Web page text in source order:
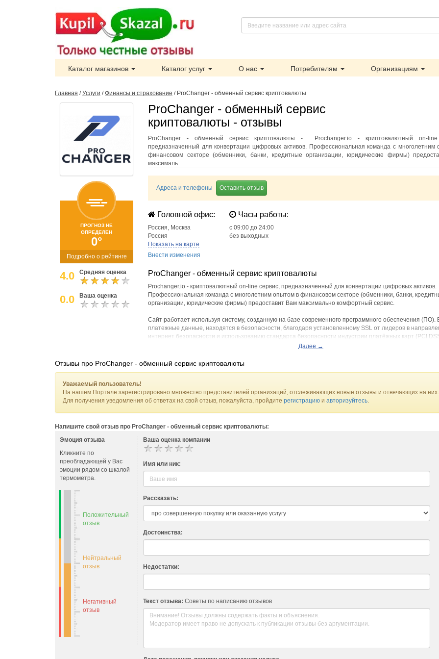
Каталог магазинов Каталог услуг О нас Потребителям Организациям
Главная /Услуги /Финансы и страхование / ProChanger - обменный сервис криптовалюты
ПРОГНОЗ НЕ
ОПРЕДЕЛЕН
0°
Подробно о рейтинге
4.0 Средняя оценка
0.0 Ваша оценка
ProChanger - обменный сервис
криптовалюты - отзывы
ProChanger - обменный сервис криптовалюты - Prochanger.io - криптовалютный on-line
предназначенный для конвертации цифровых активов. Профессиональная команда с многолетним
финансовом секторе (обменники, банки, кредитные организации, юридические фирмы)
максималь
Адреса и телефоны Оставить отзыв
Головной офис:
Россия, Москва
Россия
Показать на карте
Внести изменения
Часы работы:
c 09:00 до 24:00
без выходных
ProChanger - обменный сервис криптовалюты
Prochanger.io - криптовалютный on-line сервис, предназначенный для конвертации цифровых активов.
Профессиональная команда с многолетним опытом в финансовом секторе (обменники, банки,
организации, юридические фирмы) предоставит Вам максимально комфортный сервис.
Сайт работает используя систему, созданную на базе современного программного обеспечения (ПО).
платежные данные, находятся в безопасности, благодаря установленному SSL от лидеров в
интернет безопасности и использованию стандарта безопасности индустрии платёжных карт (PCI
Обменник защищен от DDoS-атак, безопасный доступ обеспечивают разработки компании Cloudflare.
Актуальные направления обмена:
*Наличные через ATM Т-Банк QR, Наличные через ATM Сбербанк QR, Наличные RUB
Работая с Prochanger.io Вы получаете:
- Интуитивно понятный адаптивный интерфейс
- Усиленная безопасность платежных данных
- Cопровождение заявки профессиональной службой поддержки
- Многоуровневую партнерскую программу
- Низкую минимальную сумму обменной операции
Prochanger.io гарантирует:
3. Постоянное наличие крупных резервов
4. Скидки для постоянных пользователей
Далее →
Отзывы про ProChanger - обменный сервис криптовалюты
Уважаемый пользователь!
На нашем Портале зарегистрировано множество представителей организаций, отслеживающих новые отзывы и отвечающих на них.
Для получения уведомления об ответах на свой отзыв, пожалуйста, пройдите регистрацию и авторизуйтесь.
Напишите свой отзыв про ProChanger - обменный сервис криптовалюты:
Эмоция отзыва
Кликните по
преобладающей у Вас
эмоции рядом со шкалой
термометра.
Положительный
отзыв
Нейтральный
отзыв
Негативный
отзыв
Ваша оценка компании
Имя или ник:
Рассказать:
Достоинства:
Недостатки:
Текст отзыва: Советы по написанию отзывов